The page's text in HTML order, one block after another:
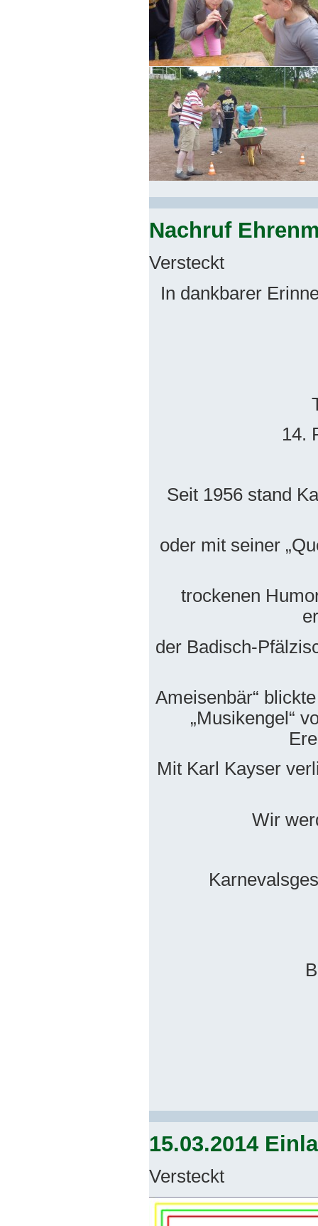
Nachruf
Versteckt
In dankbarer
14.
Seit 1956 stand
oder mit seiner
trockenen
der Badisch-
Ameisenbär“
„Musikengel“
Mit Karl Kayser
Wir
15.03.2014
Versteckt